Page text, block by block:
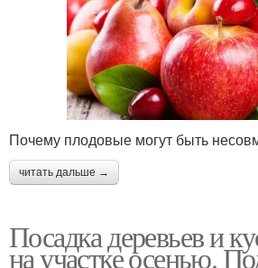
Почему плодовые могут быть
читать дальше →
Посадка деревьев и
на участке осенью.